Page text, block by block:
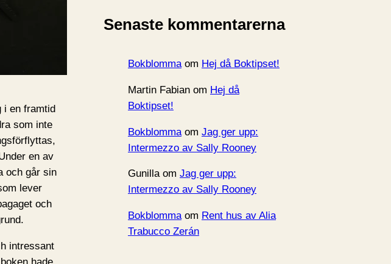
i en framtid
som inte
en av
och går sin
lever
och
intressant
v
Senaste kommentarerna
Bokblommaom Hej då Boktipset!
Martin Fabian om Hej då
Boktipset!
Bokblomma om Jag ger upp:
Intermezzo av Sally Rooney
Gunillaom Jag ger upp:
Intermezzo av Sally Rooney
Bokblommaom Rent hus av Alia
Trabucco Zerán